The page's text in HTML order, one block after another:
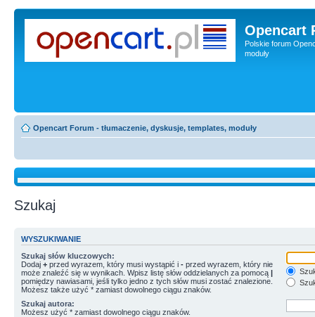
Opencart
Polskie forum
moduły
Opencart Forum - tłumaczenie, dyskusje, templates, moduły
Szukaj
WYSZUKIWANIE
Szukaj słów kluczowych:
Dodaj + przed wyrazem, który musi wystąpić i - przed wyrazem, który nie
może znaleźć się w wynikach. Wpisz listę słów oddzielanych za pomocą |
pomiędzy nawiasami, jeśli tylko jedno z tych słów musi zostać znalezione.
Możesz także użyć * zamiast dowolnego ciągu znaków.
Szukaj autora:
Możesz użyć * zamiast dowolnego ciągu znaków.